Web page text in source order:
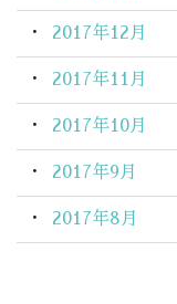
2017年12月
2017年11月
2017年10月
2017年9月
2017年8月